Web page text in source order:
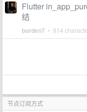
Flutter
结
burden7 • 914
节点订阅方式